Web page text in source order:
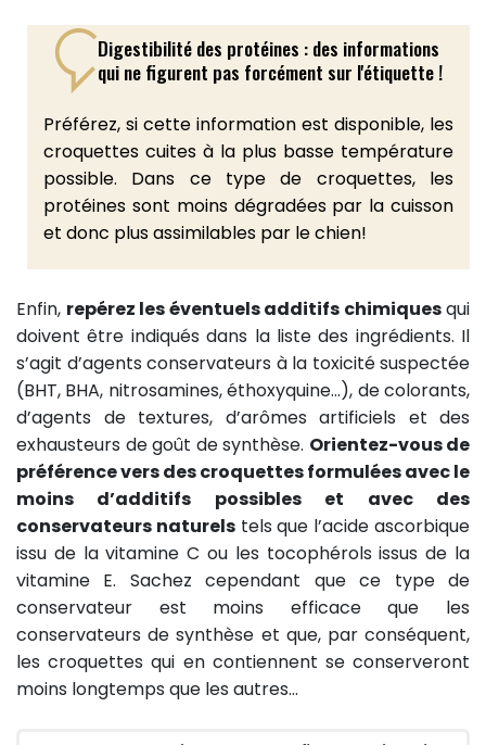
Digestibilité des protéines : des informations
qui ne figurent pas forcément sur l'étiquette !
Préférez, si cette information est disponible, les
croquettes cuites à la plus basse température
possible. Dans ce type de croquettes, les
protéines sont moins dégradées par la cuisson
et donc plus assimilables par le chien!
Enfin, repérez les éventuels additifs chimiquesqui
doivent être indiqués dans la liste des ingrédients. Il
s’agit d’agents conservateurs à la toxicité suspectée
(BHT, BHA, nitrosamines, éthoxyquine…), de colorants,
d’agents de textures, d’arômes artificiels et des
exhausteurs de goût de synthèse. Orientez-vous de
préférence vers des croquettes formulées avec le
moins d’additifs possibles et avec des
conservateurs naturelstels que l’acide ascorbique
issu de la vitamine C ou les tocophérols issus de la
vitamine E. Sachez cependant que ce type de
conservateur est moins efficace que les
conservateurs de synthèse et que, par conséquent,
les croquettes qui en contiennent se conserveront
moins longtemps que les autres…